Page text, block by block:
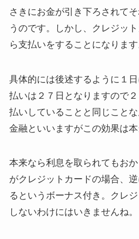
さきにお金が引き下ろされて
うのです。しかし、クレジッ
ら支払いをすることになります
具体的には後述するように１
払いは２７日となりますので
払いしていることと同じこと
金融といいますがこの効果は本
本来なら利息を取られてもお
がクレジットカードの場合、
るというボーナス付き。クレ
しないわけにはいきませんね。